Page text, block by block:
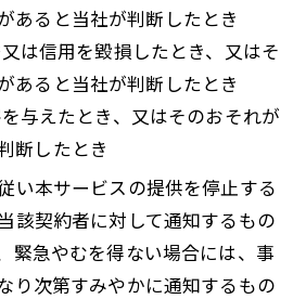
あると当社が判断したとき
は信用を毀損したとき、又はそ
あると当社が判断したとき
与えたとき、又はそのおそれが
断したとき
い本サービスの提供を停止する
該契約者に対して通知するもの
緊急やむを得ない場合には、事
り次第すみやかに通知するもの